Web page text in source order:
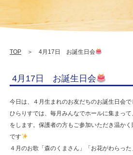
学
明
善
学
園
幼
保
TOP ＞ 4月17日 お誕生日会
4月17日 お誕生日会
今日は、４月生まれのお友だちのお誕生日会で
ひらりすでは、毎月みんなでホールに集まっ
をします。保護者の方もご参加いただき温か
です
４月のお歌「森のくまさん」「お花がわらっ